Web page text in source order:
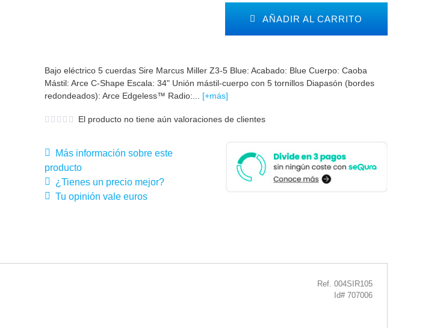
AÑADIR AL CARRITO
Bajo eléctrico 5 cuerdas Sire Marcus Miller Z3-5 Blue: Acabado: Blue Cuerpo: Caoba
Mástil: Arce C-Shape Escala: 34" Unión mástil-cuerpo con 5 tornillos Diapasón (bordes
redondeados): Arce Edgeless™ Radio:... [+más]
El producto no tiene aún valoraciones de clientes
Más información sobre este
producto
¿Tienes un precio mejor?
Tu opinión vale euros
Ref. 004SIR105
Id# 707006